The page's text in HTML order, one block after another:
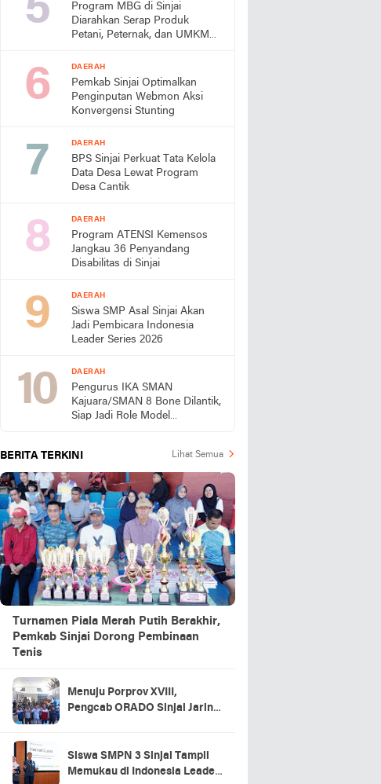
Program MBG di Sinjai
Diarahkan Serap Produk
Petani, Peternak, dan UMKM
DAERAH
Pemkab Sinjai Optimalkan
Penginputan Webmon Aksi
Konvergensi Stunting
DAERAH
BPS Sinjai Perkuat Tata Kelola
Data Desa Lewat Program
Desa Cantik
DAERAH
Program ATENSI Kemensos
Jangkau 36 Penyandang
Disabilitas di Sinjai
DAERAH
Siswa SMP Asal Sinjai Akan
Jadi Pembicara Indonesia
Leader Series 2026
DAERAH
Pengurus IKA SMAN
Kajuara/SMAN 8 Bone Dilantik,
Siap Jadi Role Model
BERITA TERKINI Lihat Semua
Turnamen Piala Merah Putih Berakhir,
Pemkab Sinjai Dorong Pembinaan
Tenis
Menuju Porprov XVIII,
Pengcab ORADO Sinjai Jaring
Siswa SMPN 3 Sinjai Tampil
Memukau di Indonesia Leader